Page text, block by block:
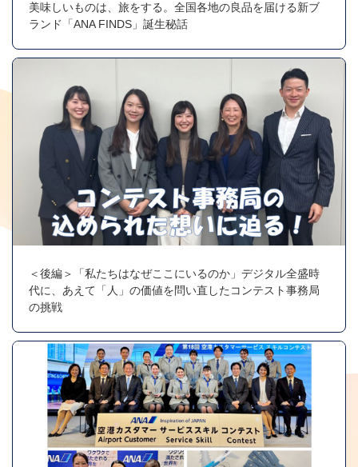
美味しいものは、旅をする。全国各地の良品を届ける新ブ
ランド「ANA FINDS」誕生秘話
＜後編＞「私たちはなぜここにいるのか」デジタル全盛時
代に、あえて「人」の価値を問い直したコンテスト事務局
の挑戦